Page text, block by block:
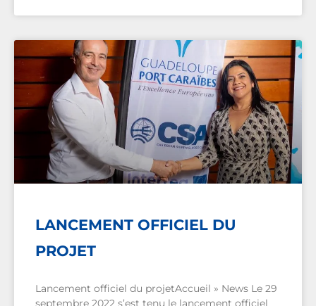
LANCEMENT OFFICIEL DU
PROJET
Lancement officiel du projetAccueil » News Le 29
septembre 2022 s’est tenu le lancement officiel